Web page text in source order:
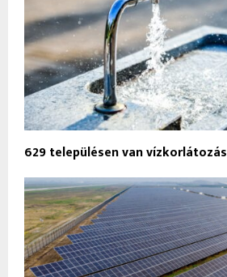
629 településen van vízkorlátozás